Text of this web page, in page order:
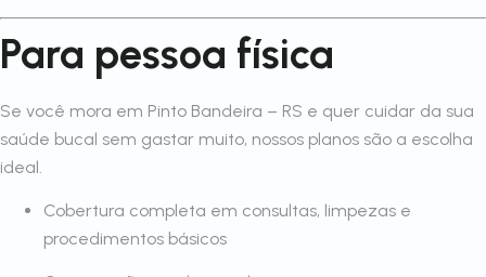
Para pessoa física
Se você mora em Pinto Bandeira – RS e quer cuidar da sua
saúde bucal sem gastar muito, nossos planos são a escolha
ideal.
Cobertura completa em consultas, limpezas e
procedimentos básicos